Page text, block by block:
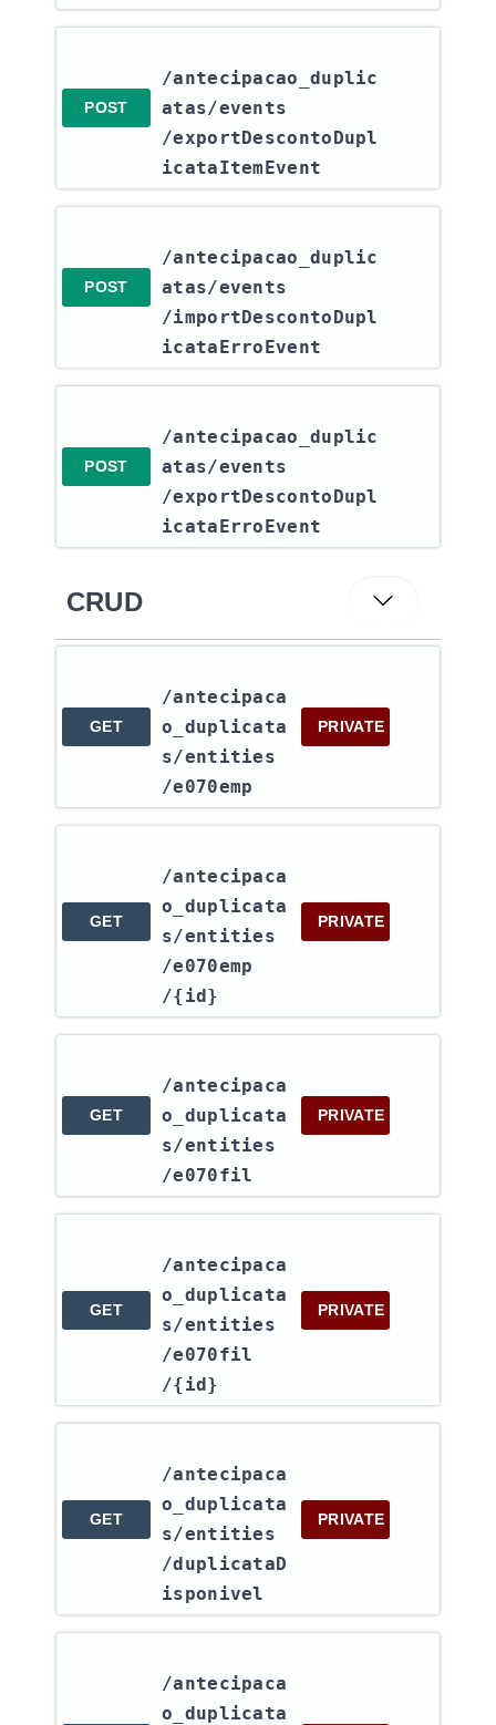
POST
/antecipacao_duplic
atas​/events​
/exportDescontoDupl
icataItemEvent
POST
/antecipacao_duplic
atas​/events​
/importDescontoDupl
icataErroEvent
POST
/antecipacao_duplic
atas​/events​
/exportDescontoDupl
icataErroEvent
CRUD
GET
/antecipaca
o_duplicata
s​/entities​
/e070emp
PRIVATE
GET
/antecipaca
o_duplicata
s​/entities​
/e070emp​
/{id}
PRIVATE
GET
/antecipaca
o_duplicata
s​/entities​
/e070fil
PRIVATE
GET
/antecipaca
o_duplicata
s​/entities​
/e070fil​
/{id}
PRIVATE
GET
/antecipaca
o_duplicata
s​/entities​
/duplicataD
isponivel
PRIVATE
/antecipaca
o_duplicata